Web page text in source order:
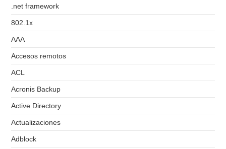
.net framework
802.1x
AAA
Accesos remotos
ACL
Acronis Backup
Active Directory
Actualizaciones
Adblock